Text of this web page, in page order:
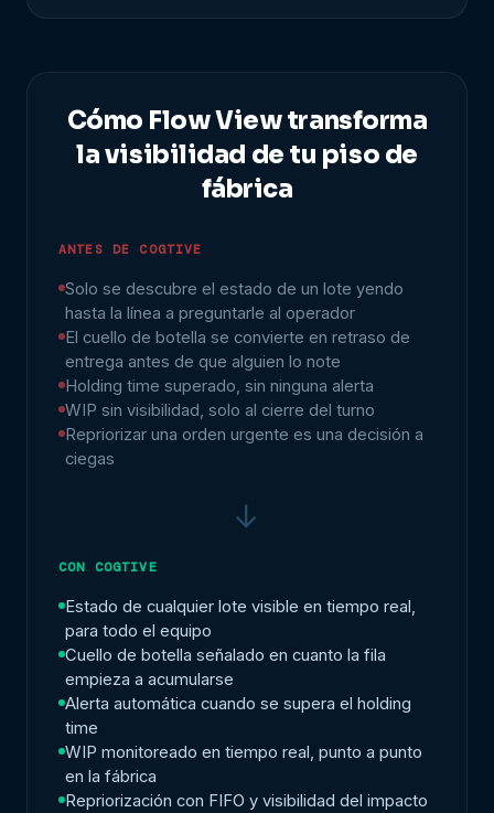
Cómo Flow View transforma
la visibilidad de tu piso de
fábrica
ANTES DE COGTIVE
Solo se descubre el estado de un lote yendo
hasta la línea a preguntarle al operador
El cuello de botella se convierte en retraso de
entrega antes de que alguien lo note
Holding time superado, sin ninguna alerta
WIP sin visibilidad, solo al cierre del turno
Repriorizar una orden urgente es una decisión a
ciegas
→
CON COGTIVE
Estado de cualquier lote visible en tiempo real,
para todo el equipo
Cuello de botella señalado en cuanto la fila
empieza a acumularse
Alerta automática cuando se supera el holding
time
WIP monitoreado en tiempo real, punto a punto
en la fábrica
Repriorización con FIFO y visibilidad del impacto